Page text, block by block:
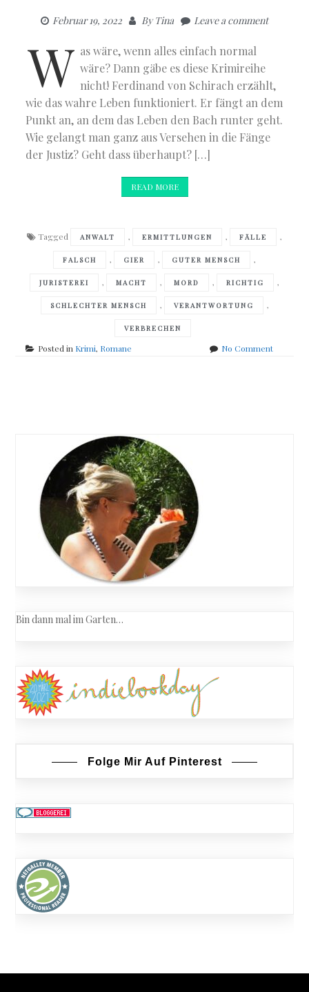
Februar 19, 2022 ByTina Leave a comment
W as wäre, wenn alles einfach normal
wäre? Dann gäbe es diese Krimireihe
nicht! Ferdinand von Schirach erzählt,
wie das wahre Leben funktioniert. Er fängt an dem
Punkt an, an dem das Leben den Bach runter geht.
Wie gelangt man ganz aus Versehen in die Fänge
der Justiz? Geht dass überhaupt? […]
READ MORE
Tagged ANWALT , ERMITTLUNGEN , FÄLLE ,
FALSCH , GIER , GUTER MENSCH ,
JURISTEREI , MACHT , MORD , RICHTIG ,
SCHLECHTER MENSCH , VERANTWORTUNG ,
VERBRECHEN
Posted in Krimi, Romane No Commenton
navigation
Bin dann mal im Garten…
Folge Mir Auf Pinterest